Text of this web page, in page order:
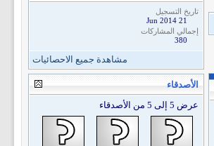
تاريخ التسجيل
21 Jun 2014
إجمالي المشاركات
380
مشاهدة جميع الاحصائيات
الأصدقاء
عرض 5 إلى 5 من الأصدقاء